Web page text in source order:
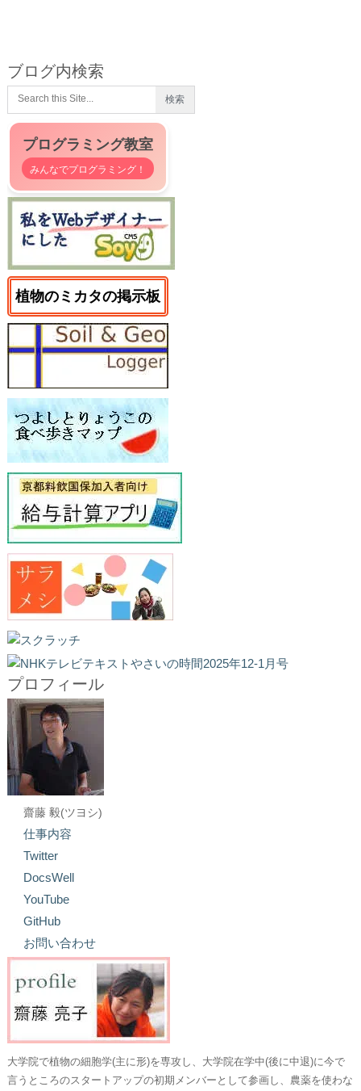
ブログ内検索
プログラミング教室
みんなでプログラミング！
植物のミカタの掲示板
プロフィール
齋藤 毅(ツヨシ)
仕事内容
Twitter
DocsWell
YouTube
GitHub
お問い合わせ
大学院で植物の細胞学(主に形)を専攻し、大学院在学中(後に中退)に今で
言うところのスタートアップの初期メンバーとして参画し、農薬を使わな